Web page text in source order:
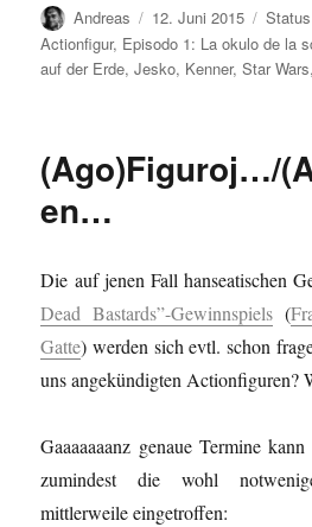
Autor
Andreas
Veröffentlicht
am
12. Juni 2015 Format
Status
Actionfigur, Episodo 1: La okulo de la
auf der Erde,Jesko, Kenner,Star Wars
(Ago)Figuroj…/
en…
Die auf jenen Fall hanseatischen
Dead Bastards”-Gewinnspiels (
Gatte) werden sich evtl. schon
uns angekündigten Actionfiguren?
Gaaaaaaanz genaue Termine
zumindest die wohl
mittlerweile eingetroffen: